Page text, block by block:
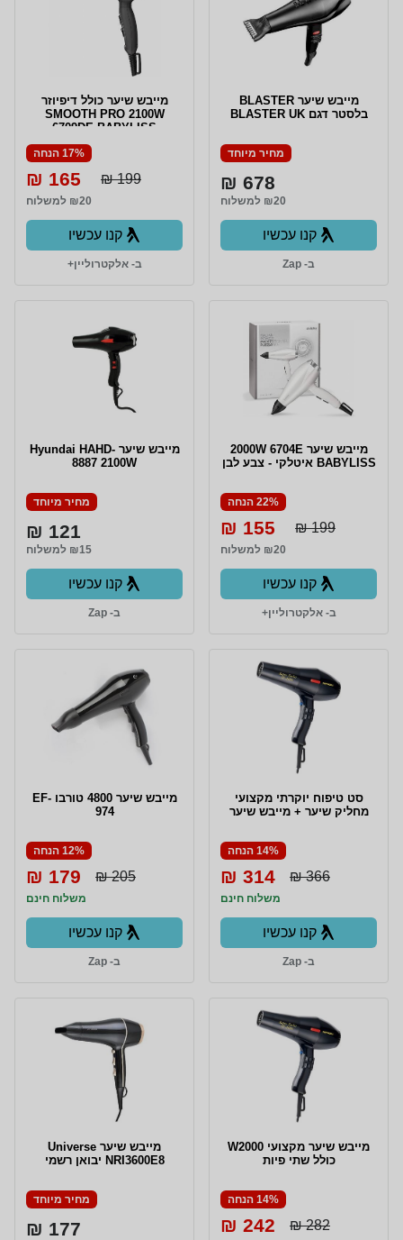
מייבש שיער BLASTER
בלסטר דגם BLASTER UK
מחיר מיוחד
678 ₪
₪20 למשלוח
קנו עכשיו
ב- Zap
מייבש שיער כולל דיפיוזר
SMOOTH PRO 2100W
6709DE BABYLISS
17% הנחה
199 ₪
165 ₪
₪20 למשלוח
קנו עכשיו
ב- אלקטרוליין+
מייבש שיער 2000W 6704E
BABYLISS איטלקי - צבע לבן
22% הנחה
199 ₪
155 ₪
₪20 למשלוח
קנו עכשיו
ב- אלקטרוליין+
מייבש שיער Hyundai HAHD-
8887 2100W
מחיר מיוחד
121 ₪
₪15 למשלוח
קנו עכשיו
ב- Zap
סט טיפוח יוקרתי מקצועי
מחליק שיער + מייבש שיער
14% הנחה
366 ₪
314 ₪
משלוח חינם
קנו עכשיו
ב- Zap
מייבש שיער 4800 טורבו EF-
974
12% הנחה
205 ₪
179 ₪
משלוח חינם
קנו עכשיו
ב- Zap
מייבש שיער מקצועי W2000
כולל שתי פיות
14% הנחה
282 ₪
242 ₪
מייבש שיער Universe
NRI3600E8 יבואן רשמי
מחיר מיוחד
177 ₪